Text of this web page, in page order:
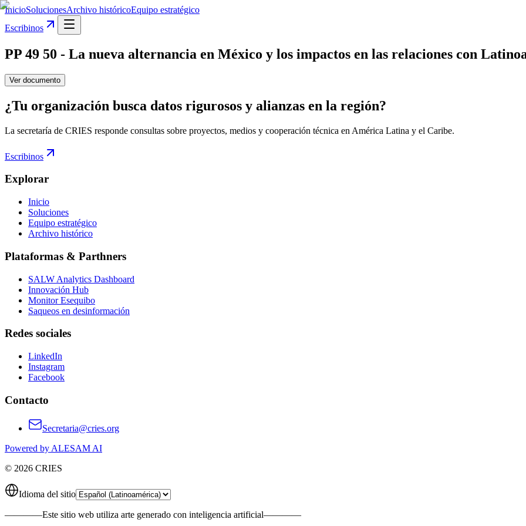
InicioSolucionesArchivo históricoEquipo estratégico
Escribinos
PP 49 50 - La nueva alternancia en México y los impactos en las relaciones con
Ver documento
¿Tu organización busca datos rigurosos y alianzas en la región?
La secretaría de CRIES responde consultas sobre proyectos, medios y cooperación técnica en América Latina y el Caribe.
Escribinos
Explorar
Inicio
Soluciones
Equipo estratégico
Archivo histórico
Plataformas & Parthners
SALW Analytics Dashboard
Innovación Hub
Monitor Esequibo
Saqueos en desinformación
Redes sociales
LinkedIn
Instagram
Facebook
Contacto
Secretaria@cries.org
Powered by ALESAM AI
© 2026 CRIES
Idioma del sitio
————Este sitio web utiliza arte generado con inteligencia artificial————